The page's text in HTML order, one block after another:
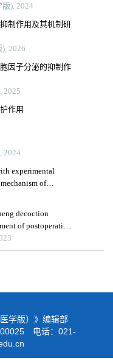
), 2024
制作用及其机制研
2026
因子分泌的抑制作
2025
作用
2024
experimental
of
cancer
decoction
of postoperative
its influence on
学版）》编辑部
电话：021-